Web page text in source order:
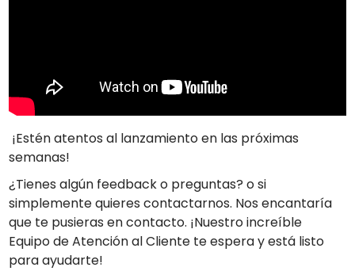
¡Estén atentos al lanzamiento en las próximas
semanas!
¿Tienes algún feedback o preguntas? o si
simplemente quieres contactarnos. Nos encantaría
que te pusieras en contacto. ¡Nuestro increíble
Equipo de Atención al Cliente te espera y está listo
para ayudarte!